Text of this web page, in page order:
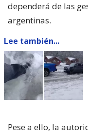
dependerá de las
argentinas.
Lee también...
Pese a ello, la